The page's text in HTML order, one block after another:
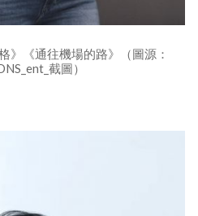
》《通往機場的路》（圖源：
截圖）